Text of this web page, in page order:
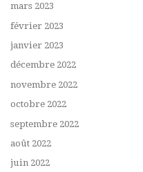
mars 2023
février 2023
janvier 2023
décembre 2022
novembre 2022
octobre 2022
septembre 2022
août 2022
juin 2022